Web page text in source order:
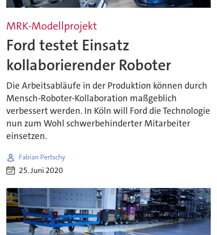
MRK-Modellprojekt
Ford testet Einsatz
kollaborierender Roboter
Die Arbeitsabläufe in der Produktion können durch
Mensch-Roboter-Kollaboration maßgeblich
verbessert werden. In Köln will Ford die Technologie
nun zum Wohl schwerbehinderter Mitarbeiter
einsetzen.
Fabian Pertschy
25. Juni 2020